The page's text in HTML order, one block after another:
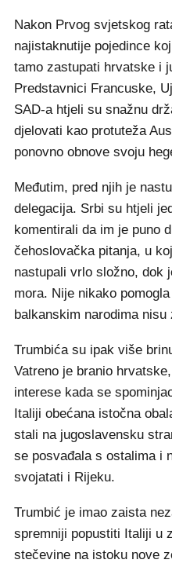
Nakon Prvog svjetskog
najistaknutije pojedince
tamo zastupati hrvatske i
Predstavnici Francuske,
SAD-a htjeli su snažnu
djelovati kao protuteža
ponovno obnove svoju
Međutim, pred njih je
delegacija. Srbi su htjeli
komentirali da im je puno
čehoslovačka pitanja, u
nastupali vrlo složno, dok
mora. Nije nikako
balkanskim narodima
Trumbića su ipak više
Vatreno je branio
interese kada se
Italiji obećana istočna
stali na jugoslavensku
se posvađala s ostalima i
svojatati i Rijeku.
Trumbić je imao zaista
spremniji popustiti Italiji u
stečevine na istoku nove